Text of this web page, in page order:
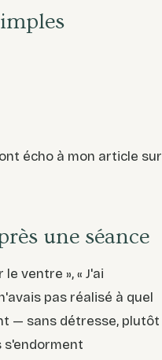
écho à mon article sur
une séance
ventre », « J'ai
pas réalisé à quel
— sans détresse, plutôt
s'endorment